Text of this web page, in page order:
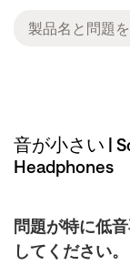
音が小さい |
Headphones
問題が特に低
してください。